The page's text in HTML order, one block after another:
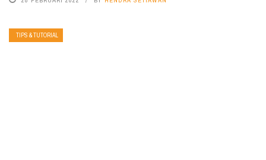
TIPS & TUTORIAL